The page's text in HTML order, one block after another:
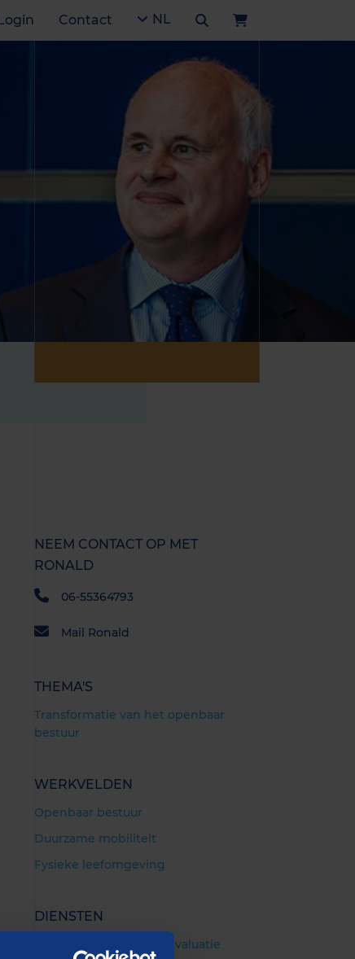
Contact NL
NEEM CONTACT OP MET
RONALD
06-55364793
Mail Ronald
THEMA'S
Transformatie van het openbaar
bestuur
WERKVELDEN
Openbaar bestuur
Duurzame mobiliteit
Fysieke leefomgeving
DIENSTEN
Beleidsonderzoek en -evaluatie